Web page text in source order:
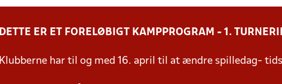
DETTE ER ET FORELØBIGT KAMPPROGRAM - 1.
Klubberne har til og med 16. april til at ændre spilledag-